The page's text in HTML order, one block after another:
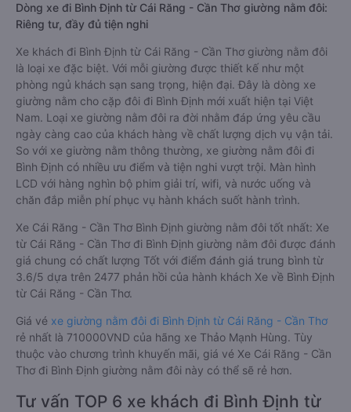
Dòng xe đi Bình Định từ Cái Răng - Cần Thơ giường nằm đôi:
Riêng tư, đầy đủ tiện nghi
Xe khách đi Bình Định từ Cái Răng - Cần Thơ giường nằm đôi
là loại xe đặc biệt. Với mỗi giường được thiết kế như một
phòng ngủ khách sạn sang trọng, hiện đại. Đây là dòng xe
giường nằm cho cặp đôi đi Bình Định mới xuất hiện tại Việt
Nam. Loại xe giường nằm đôi ra đời nhằm đáp ứng yêu cầu
ngày càng cao của khách hàng về chất lượng dịch vụ vận tải.
So với xe giường nằm thông thường, xe giường nằm đôi đi
Bình Định có nhiều ưu điểm và tiện nghi vượt trội. Màn hình
LCD với hàng nghìn bộ phim giải trí, wifi, và nước uống và
chăn đắp miễn phí phục vụ hành khách suốt hành trình.
Xe Cái Răng - Cần Thơ Bình Định giường nằm đôi tốt nhất: Xe
từ Cái Răng - Cần Thơ đi Bình Định giường nằm đôi được đánh
giá chung có chất lượng Tốt với điểm đánh giá trung bình từ
3.6/5 dựa trên 2477 phản hồi của hành khách Xe về Bình Định
từ Cái Răng - Cần Thơ.
Giá vé xe giường nằm đôi đi Bình Định từ Cái Răng - Cần Thơ
rẻ nhất là 710000VND của hãng xe Thảo Mạnh Hùng. Tùy
thuộc vào chương trình khuyến mãi, giá vé Xe Cái Răng - Cần
Thơ đi Bình Định giường nằm đôi này có thể sẽ rẻ hơn.
Tư vấn TOP 6 xe khách đi Bình Định từ